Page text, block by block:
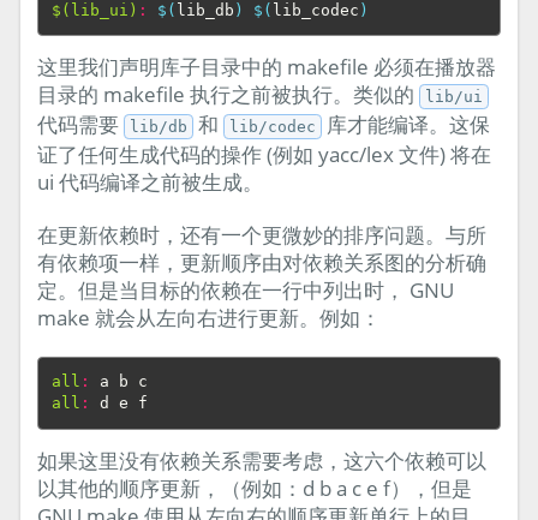
$(lib_ui) : $( lib_db ) $( lib_codec )
这里我们声明库子目录中的 makefile 必须在播放器
目录的 makefile 执行之前被执行。类似的
lib/ui
代码需要 lib/db 和 lib/codec
库才能编译。这保
证了任何生成代码的操作 (例如 yacc/lex 文件) 将在
ui 代码编译之前被生成。
在更新依赖时，还有一个更微妙的排序问题。与所
有依赖项一样，更新顺序由对依赖关系图的分析确
定。但是当目标的依赖在一行中列出时， GNU
make 就会从左向右进行更新。例如：
all : a b
c
all : d e f
如果这里没有依赖关系需要考虑，这六个依赖可以
以其他的顺序更新，（例如：d b a c e f），但是